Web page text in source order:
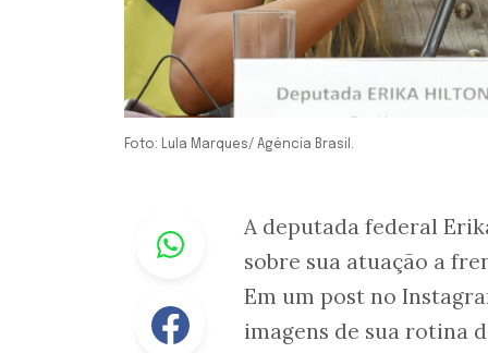
Foto: Lula Marques/ Agência Brasil.
Whastapp
Facebook
A deputada federal
sobre sua atuação a
Em um post no
imagens de sua rotina